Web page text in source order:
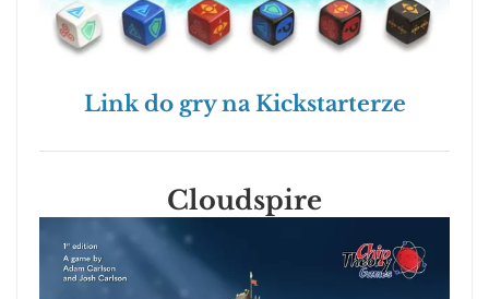
Link do gry na Kickstarterze
Cloudspire